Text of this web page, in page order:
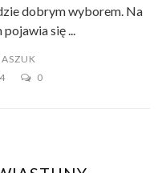
dobrym wyborem. Na
się ...
0